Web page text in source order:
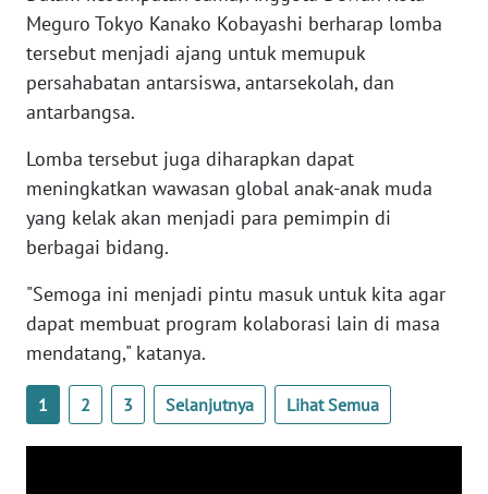
Meguro Tokyo Kanako Kobayashi berharap lomba
tersebut menjadi ajang untuk memupuk
persahabatan antarsiswa, antarsekolah, dan
antarbangsa.
Lomba tersebut juga diharapkan dapat
meningkatkan wawasan global anak-anak muda
yang kelak akan menjadi para pemimpin di
berbagai bidang.
"Semoga ini menjadi pintu masuk untuk kita agar
dapat membuat program kolaborasi lain di masa
mendatang," katanya.
1 2 3 Selanjutnya Lihat Semua
WN
BANTEN
WN
KEPRI
PAPUA
WN
PAPUA
BARAT